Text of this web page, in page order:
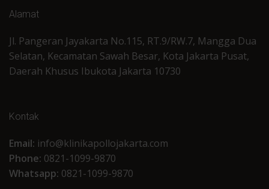
Alamat
Jl. Pangeran Jayakarta No.115, RT.9/RW.7, Mangga Dua
Selatan, Kecamatan Sawah Besar, Kota Jakarta Pusat,
Daerah Khusus Ibukota Jakarta 10730
Kontak
Email: info@klinikapollojakarta.com
Phone: 0821-1099-9870
Whatsapp: 0821-1099-9870